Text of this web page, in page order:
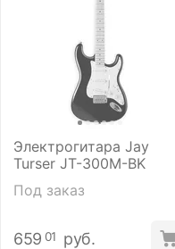
Электрогитара Jay
Turser JT-300M-BK
Под заказ
659 01 руб.